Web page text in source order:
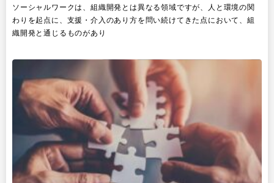
ソーシャルワークは、組織開発とは異なる領域ですが、人と環境の関
わりを起点に、支援・介入のあり方を問い続けてきた点において、組
織開発と通じるものがあり